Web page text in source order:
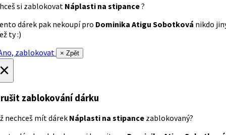
si zablokovat Náplasti na stipance?
dárek pak nekoupí pro Dominika Atigu Sobotková nikdo
ty :)
zablokovat
× Zpět
zablokování dárku
nechceš mít dárek Náplasti na stipance zablokovaný?